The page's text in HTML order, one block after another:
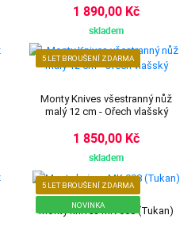
1 890,00 Kč
skladem
5 LET BROUŠENÍ ZDARMA
Monty Knives všestranný nůž
malý 12 cm - Ořech vlašský
1 850,00 Kč
skladem
5 LET BROUŠENÍ ZDARMA
NOVINKA
Monty knives MK 008 (Tukan)